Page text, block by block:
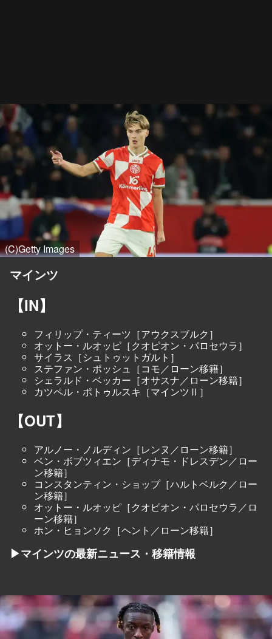
(C)Getty Images
マインツ
【IN】
フィリップ・ティーツ［アウクスブルク］
オットー・ルオッピ［クオピオン・パロセウラ］
サイラス［シュトゥットガルト］
ステファン・ポッシュ［コモ／ローン移籍］
シェラルド・ベッカー［オサスナ／ローン移籍］
カツペル・ポトゥルスキ［マインツⅡ］
【OUT】
アルノー・ノルディン［レンヌ／ローン移籍］
ベン・ボブツィエン［ディナモ・ドレスデン／ロー
ン移籍］
コンスタンティン・ショップ［ハルトベルク／ロー
ン移籍］
オットー・ルオッピ［クオピオン・パロセウラ／ロ
ーン移籍］
ホン・ヒョンソク［ヘント／ローン移籍］
▶マインツの最新ニュース・移籍情報